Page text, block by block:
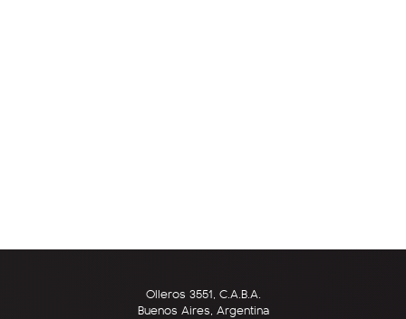
Olleros 3551, C.A.B.A.
Buenos Aires, Argentina